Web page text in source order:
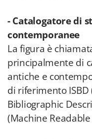
- Catalogatore di
contemporanee
La figura è
principalmente di
antiche e
di riferimento
Bibliographic
(Machine